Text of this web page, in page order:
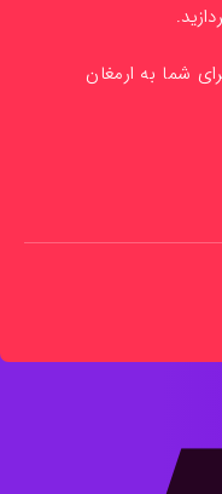
شما به ارمغان